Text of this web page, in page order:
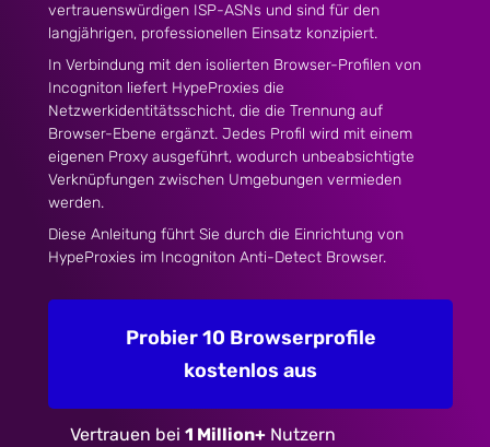
vertrauenswürdigen ISP-ASNs und sind für den
langjährigen, professionellen Einsatz konzipiert.
In Verbindung mit den isolierten Browser-Profilen von
Incogniton liefert HypeProxies die
Netzwerkidentitätsschicht, die die Trennung auf
Browser-Ebene ergänzt. Jedes Profil wird mit einem
eigenen Proxy ausgeführt, wodurch unbeabsichtigte
Verknüpfungen zwischen Umgebungen vermieden
werden.
Diese Anleitung führt Sie durch die Einrichtung von
HypeProxies im Incogniton Anti-Detect Browser.
Probier 10 Browserprofile
kostenlos aus
Vertrauen bei 1 Million+ Nutzern